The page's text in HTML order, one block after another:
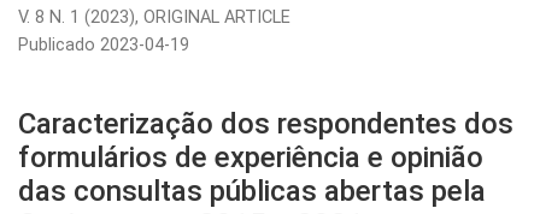
V. 8 N. 1 (2023), ORIGINAL ARTICLE
Caracterização dos respondentes dos
formulários de experiência e opinião
das consultas públicas abertas pela
Publicado 2023-04-19